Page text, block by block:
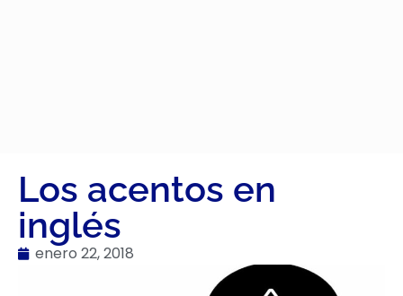
Los acentos en
inglés
enero 22, 2018